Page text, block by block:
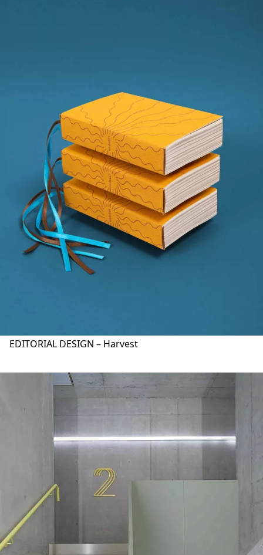
EDITORIAL DESIGN – Harvest